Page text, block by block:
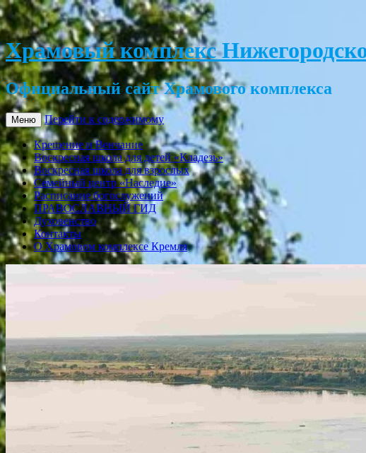
Храмовый комплекс
Официальный сайт Храмового комплекса
Меню Перейти к содержимому
Крещение и Венчание
Воскресная школа для детей «Кладезь»
Воскресная школа для взрослых
Семейный центр «Наследие»
Расписание богослужений
ПРАВОСЛАВНЫЙ ГИД
Духовенство
Контакты
О Храмовом комплексе Кремля